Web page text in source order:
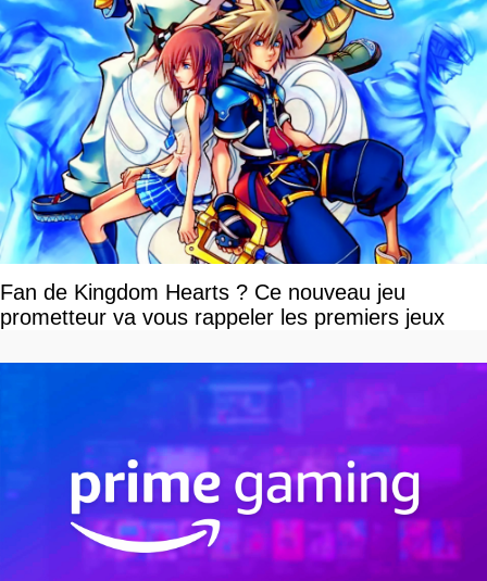
Fan de Kingdom Hearts ? Ce nouveau jeu
prometteur va vous rappeler les premiers jeux